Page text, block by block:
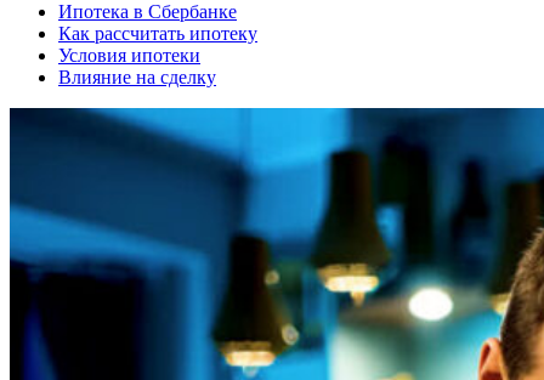
Ипотека в Сбербанке
Как рассчитать ипотеку
Условия ипотеки
Влияние на сделку